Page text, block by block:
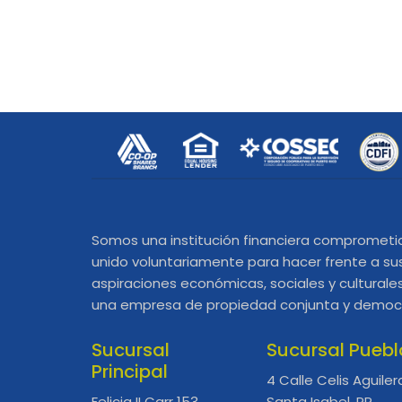
Somos una institución financiera
unido voluntariamente para hacer frente a
aspiraciones económicas, sociales y
una empresa de propiedad conjunta y
Sucursal
Principal
Sucursal
4 Calle Celis